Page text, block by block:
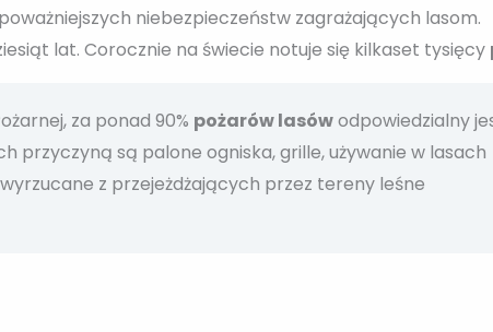
niebezpieczeństw zagrażających lasom.
lat. Corocznie na świecie notuje się kilkaset tysięcy
za ponad 90% pożarów lasówodpowiedzialny
przyczyną są palone ogniska, grille, używanie w lasach
z przejeżdżających przez tereny leśne